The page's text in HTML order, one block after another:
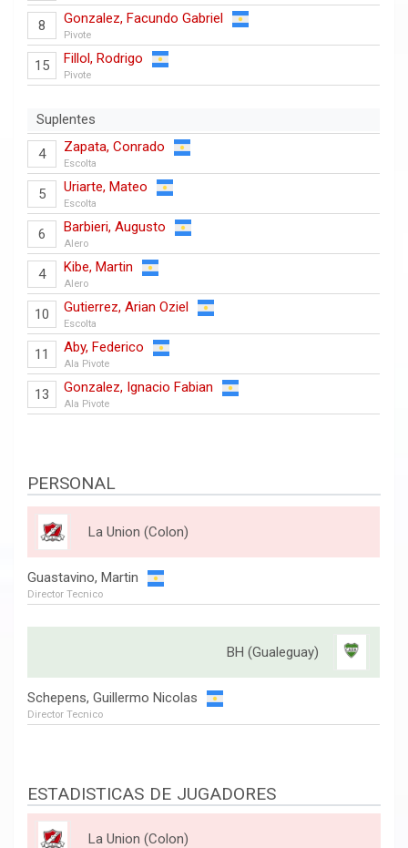
8 Gonzalez, Facundo Gabriel
Pivote
15 Fillol, Rodrigo
Pivote
Suplentes
4 Zapata, Conrado
Escolta
5 Uriarte, Mateo
Escolta
6 Barbieri, Augusto
Alero
4 Kibe, Martin
Alero
10 Gutierrez, Arian Oziel
Escolta
11 Aby, Federico
Ala Pivote
13 Gonzalez, Ignacio Fabian
Ala Pivote
PERSONAL
La Union (Colon)
Guastavino, Martin
Director Tecnico
BH (Gualeguay)
Schepens, Guillermo Nicolas
Director Tecnico
ESTADISTICAS DE JUGADORES
La Union (Colon)